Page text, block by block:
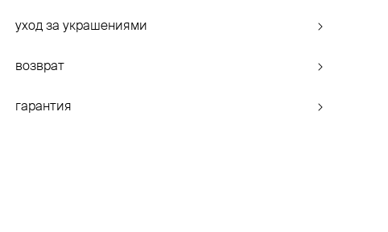
уход за украшениями
возврат
гарантия